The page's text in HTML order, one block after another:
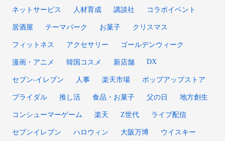
ネットサービス 人材育成 講談社 コラボイベント
居酒屋 テーマパーク お菓子 クリスマス
フィットネス アクセサリー ゴールデンウィーク
漫画・アニメ 韓国コスメ 新店舗 DX
セブン‐イレブン 人事 楽天市場 ポップアップストア
ブライダル 推し活 食品・お菓子 父の日 地方創生
コンシューマーゲーム 楽天 Z世代 ライブ配信
セブンイレブン ハロウィン 大阪万博 ウイスキー